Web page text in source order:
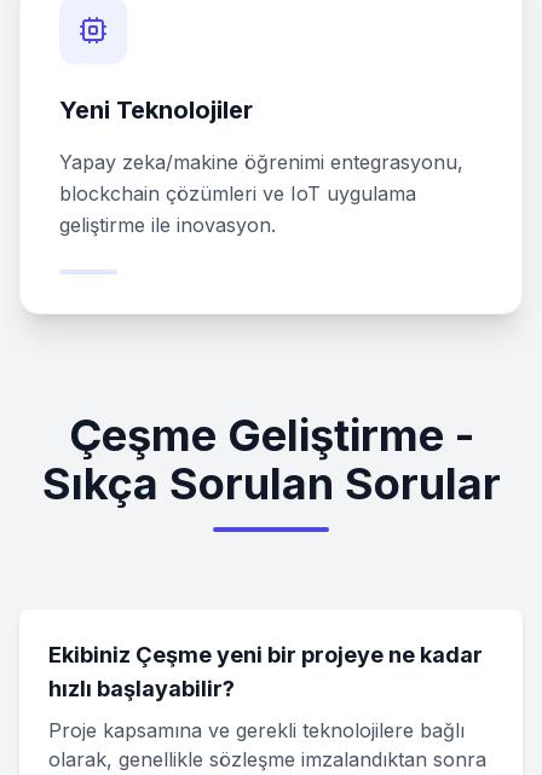
Yeni Teknolojiler
Yapay zeka/makine öğrenimi entegrasyonu,
blockchain çözümleri ve IoT uygulama
geliştirme ile inovasyon.
Çeşme Geliştirme -
Sıkça Sorulan Sorular
Ekibiniz Çeşme yeni bir projeye ne kadar
hızlı başlayabilir?
Proje kapsamına ve gerekli teknolojilere bağlı
olarak, genellikle sözleşme imzalandıktan sonra